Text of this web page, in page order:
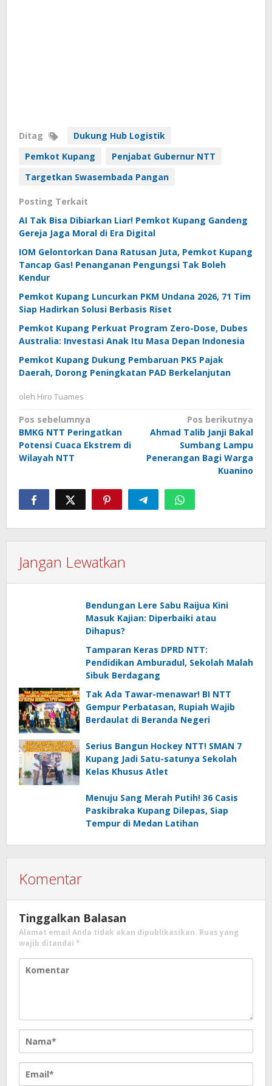
Ditag
Dukung Hub Logistik
Pemkot Kupang
Penjabat Gubernur NTT
Targetkan Swasembada Pangan
Posting Terkait
AI Tak Bisa Dibiarkan Liar! Pemkot Kupang Gandeng
Gereja Jaga Moral di Era Digital
IOM Gelontorkan Dana Ratusan Juta, Pemkot Kupang
Tancap Gas! Penanganan Pengungsi Tak Boleh
Kendur
Pemkot Kupang Luncurkan PKM Undana 2026, 71 Tim
Siap Hadirkan Solusi Berbasis Riset
Pemkot Kupang Perkuat Program Zero-Dose, Dubes
Australia: Investasi Anak Itu Masa Depan Indonesia
Pemkot Kupang Dukung Pembaruan PKS Pajak
Daerah, Dorong Peningkatan PAD Berkelanjutan
oleh Hiro Tuames
Navigasi
pos
Pos sebelumnya
BMKG NTT Peringatkan
Potensi Cuaca Ekstrem di
Wilayah NTT
Pos berikutnya
Ahmad Talib Janji Bakal
Sumbang Lampu
Penerangan Bagi Warga
Kuanino
Jangan Lewatkan
Bendungan Lere Sabu Raijua Kini
Masuk Kajian: Diperbaiki atau
Dihapus?
Tamparan Keras DPRD NTT:
Pendidikan Amburadul, Sekolah Malah
Sibuk Berdagang
Tak Ada Tawar-menawar! BI NTT
Gempur Perbatasan, Rupiah Wajib
Berdaulat di Beranda Negeri
Serius Bangun Hockey NTT! SMAN 7
Kupang Jadi Satu-satunya Sekolah
Kelas Khusus Atlet
Menuju Sang Merah Putih! 36 Casis
Paskibraka Kupang Dilepas, Siap
Tempur di Medan Latihan
Komentar
Tinggalkan Balasan
Alamat email Anda tidak akan dipublikasikan. Ruas yang
wajib ditandai *